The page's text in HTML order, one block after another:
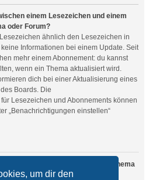
um dir den
einem Lesezeichen und einem
oder Forum?
ähnlich den Lesezeichen in
Informationen bei einem Update. Seit
mehr einem Abonnement: du kannst
wenn ein Thema aktualisiert wird.
dich bei einer Aktualisierung eines
Boards. Die
Lesezeichen und Abonnements können
„Benachrichtigungen einstellen“
auf ein Thema setzen oder ein Thema